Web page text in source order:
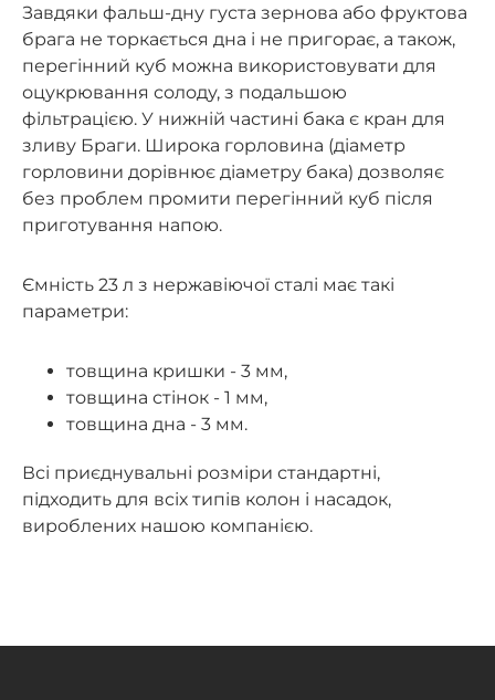
Завдяки фальш-дну густа зернова або фруктова
брага не торкається дна і не пригорає, а також,
перегінний куб можна використовувати для
оцукрювання солоду, з подальшою
фільтрацією. У нижній частині бака є кран для
зливу Браги. Широка горловина (діаметр
горловини дорівнює діаметру бака) дозволяє
без проблем промити перегінний куб після
приготування напою.
Ємність 23 л з нержавіючої сталі має такі
параметри:
товщина кришки - 3 мм,
товщина стінок - 1 мм,
товщина дна - 3 мм.
Всі приєднувальні розміри стандартні,
підходить для всіх типів колон і насадок,
вироблених нашою компанією.